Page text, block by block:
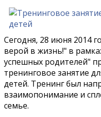
Сегодня, 28 июня 2014
верой в жизнь!" в
успешных родителей"
тренинговое занятие
детей. Тренинг был
взаимопонимание и
семье.